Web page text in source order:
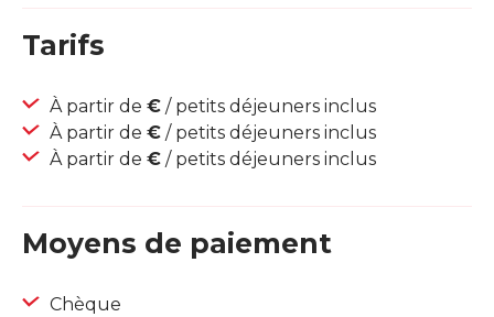
Tarifs
À partir de € / petits déjeuners inclus
À partir de € / petits déjeuners inclus
À partir de € / petits déjeuners inclus
Moyens de paiement
Chèque